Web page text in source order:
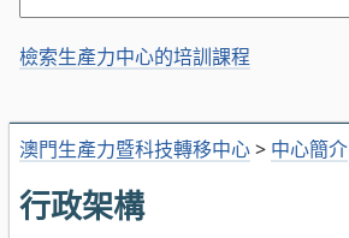
澳門生產力暨科技轉移中心> 中心簡介
行政架構
檢索生產力中心的培訓課程